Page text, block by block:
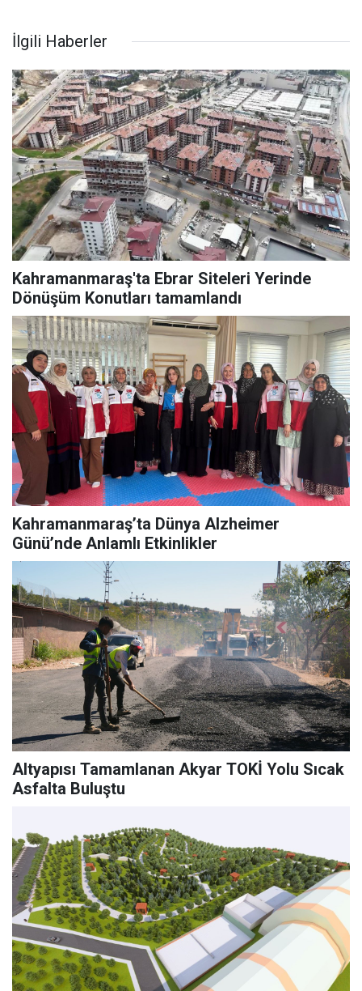
İlgili Haberler
Kahramanmaraş'ta Ebrar Siteleri Yerinde
Dönüşüm Konutları tamamlandı
Kahramanmaraş’ta Dünya Alzheimer
Günü’nde Anlamlı Etkinlikler
Altyapısı Tamamlanan Akyar TOKİ Yolu Sıcak
Asfalta Buluştu